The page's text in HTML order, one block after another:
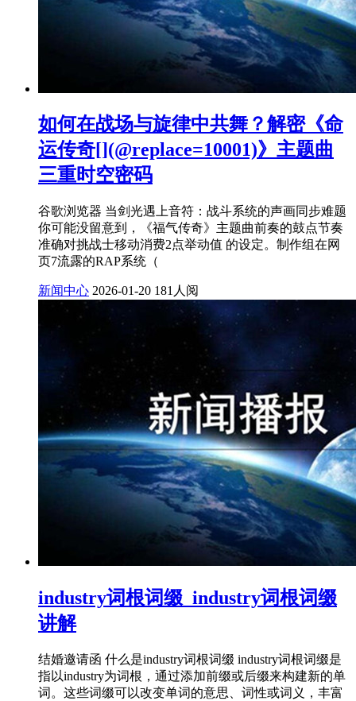
如何在战场与旋律中共舞？解密《命
运传奇[](@replace=10001)》主题曲
三重时空密码
谷歌浏览器 当剑光遇上音符：战斗系统的声画同步难题
你可能没留意到，《福气传奇》主题曲前奏的鼓点节奏
准确对挑战士移动消费2点举动值 的设定。制作组在网
页7流露的RAP系统（
新闻中心 2026-01-20 181人阅
industry词根词缀_industry词根词缀
讲解
结婚邀请函 什么是industry词根词缀 industry词根词缀是
指以industry为词根，通过添加前缀或后缀来构建新的单
词。这些词缀可以改变单词的意思、词性或词义，丰富